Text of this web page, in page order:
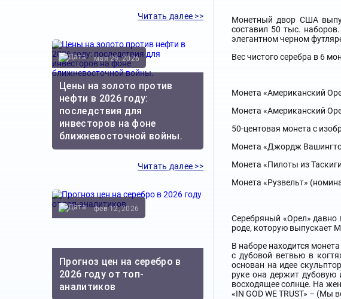
Читать далее >>
Цены на золото против
нефти в 2026 году:
последствия для
инвесторов на фоне
ближневосточной войны.
мая 29, 2026
Читать далее >>
Прогноз цен на серебро в
2026 году от топ-
аналитиков
фев 12, 2026
Монетный двор США
составил 50 тыс.
элегантном черном
Вес чистого серебра в 6
Монета «Американский
Монета «Американский
50-центовая монета с
Монета «Джордж
Монета «Пилоты из
Монета «Рузвельт»
Серебряный «Орел» давно
роде, которую выпускает
В наборе находится
с дубовой ветвью в
основан на идее
руке она держит
восходящее солнце. На
«IN GOD WE TRUST» – (Мы